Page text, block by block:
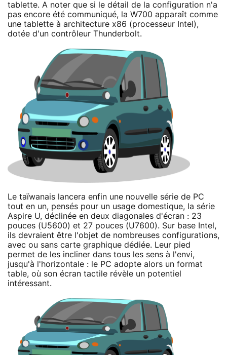
tablette. A noter que si le détail de la configuration n'a
pas encore été communiqué, la W700 apparaît comme
une tablette à architecture x86 (processeur Intel),
dotée d'un contrôleur Thunderbolt.
Le taïwanais lancera enfin une nouvelle série de PC
tout en un, pensés pour un usage domestique, la série
Aspire U, déclinée en deux diagonales d'écran : 23
pouces (U5600) et 27 pouces (U7600). Sur base Intel,
ils devraient être l'objet de nombreuses configurations,
avec ou sans carte graphique dédiée. Leur pied
permet de les incliner dans tous les sens à l'envi,
jusqu'à l'horizontale : le PC adopte alors un format
table, où son écran tactile révèle un potentiel
intéressant.